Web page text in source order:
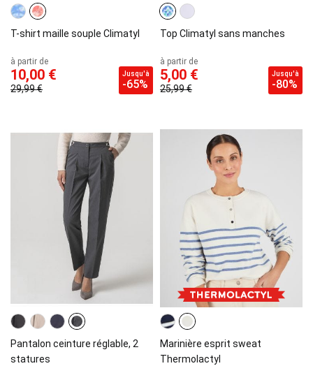
T-shirt maille souple Climatyl
à partir de
10,00 €
29,99 €
Jusqu'à
-65%
Top Climatyl sans manches
à partir de
5,00 €
25,99 €
Jusqu'à
-80%
Pantalon ceinture réglable, 2
statures
Marinière esprit sweat
Thermolactyl